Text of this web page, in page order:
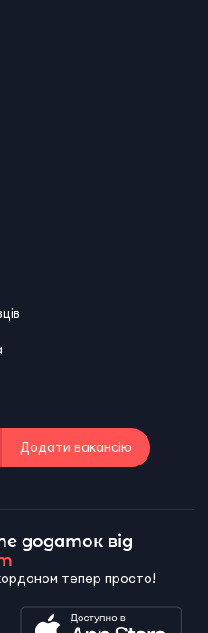
Додати вакансію
додаток від
тепер просто!